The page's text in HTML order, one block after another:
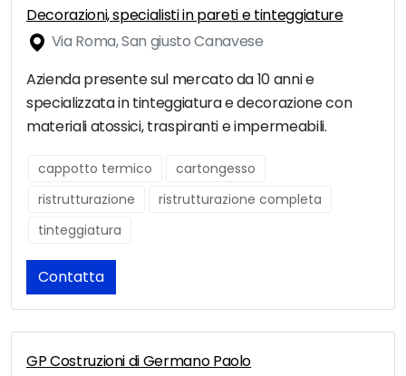
Decorazioni, specialisti in pareti e tinteggiature
Via Roma, San giusto Canavese
Azienda presente sul mercato da 10 anni e
specializzata in tinteggiatura e decorazione con
materiali atossici, traspiranti e impermeabili.
cappotto termico
cartongesso
ristrutturazione
ristrutturazione completa
tinteggiatura
Contatta
GP Costruzioni di Germano Paolo